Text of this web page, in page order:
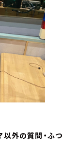
外の質問・ふつ